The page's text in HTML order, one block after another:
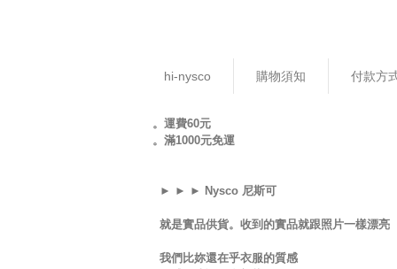
hi-nysco 購物須知 付款方
。運費60元
。滿1000元免運
► ► ► Nysco 尼斯可
就是實品供貨。收到的實品就跟照片一樣漂亮
我們比妳還在乎衣服的質感